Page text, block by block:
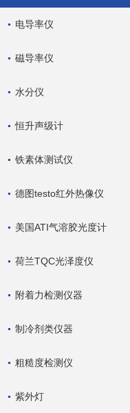
电导率仪
磁导率仪
水分仪
恒升声级计
铁素体测试仪
德图testo红外热像仪
美国ATI气溶胶光度计
荷兰TQC光泽度仪
附着力检测仪器
制冷剂类仪器
粗糙度检测仪
紫外灯